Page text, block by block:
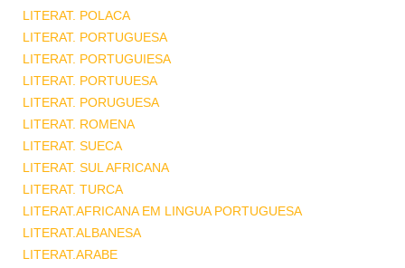
LITERAT. POLACA
LITERAT. PORTUGUESA
LITERAT. PORTUGUIESA
LITERAT. PORTUUESA
LITERAT. PORUGUESA
LITERAT. ROMENA
LITERAT. SUECA
LITERAT. SUL AFRICANA
LITERAT. TURCA
LITERAT.AFRICANA EM LINGUA PORTUGUESA
LITERAT.ALBANESA
LITERAT.ARABE